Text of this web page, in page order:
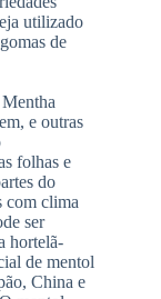
utilizado
de
e outras
folhas e
do
com clima
ser
hortelã-
de mentol
China e